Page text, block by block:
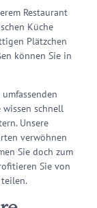
Restaurant
Küche
Plätzchen
können Sie in
wissen schnell
Unsere
verwöhnen
Sie doch zum
Sie von